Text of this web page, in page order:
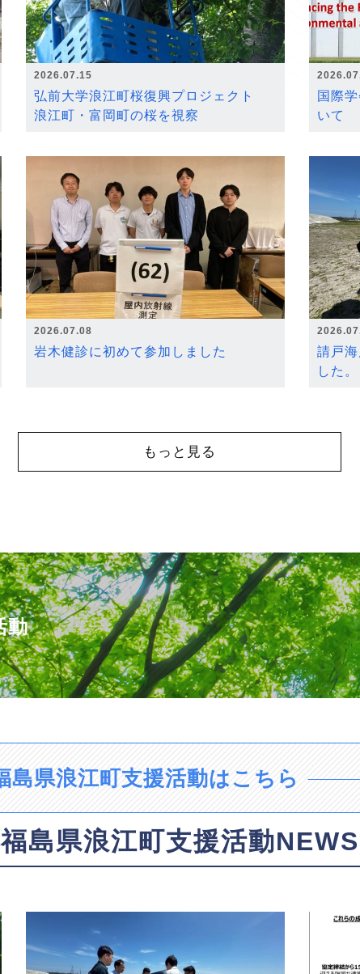
2026.07.15
弘前大学浪江町桜復興プロジェクト
浪江町・富岡町の桜を視察
国際
いて
2026.07.08
岩木健診に初めて参加しました
請戸
した。
もっと見る
動
島県浪江町支援活動はこちら
福島県浪江町支援活動NEWS